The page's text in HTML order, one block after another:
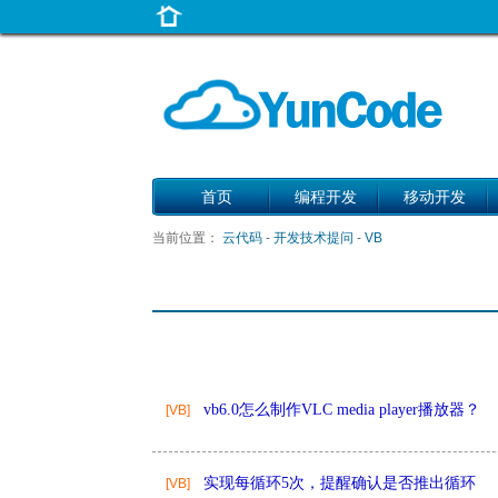
首页 编程开发 移动开发
当前位置： 云代码 - 开发技术提问 - VB
[VB] vb6.0怎么制作VLC media player播放器？
[VB] 实现每循环5次，提醒确认是否推出循环